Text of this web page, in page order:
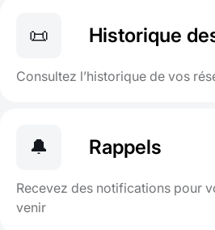
📜 Historique
Consultez l’historique de vos
🔔 Rappels
Recevez des notifications pour
venir